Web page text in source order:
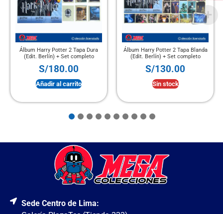
Álbum Harry Potter 2 Tapa Dura
(Edit. Berlín) + Set completo
S/180.00
Añadir al carrito
Álbum Harry Potter 2 Tapa Blanda
(Edit. Berlín) + Set completo
S/130.00
Sin stock
Sede Centro de Lima: